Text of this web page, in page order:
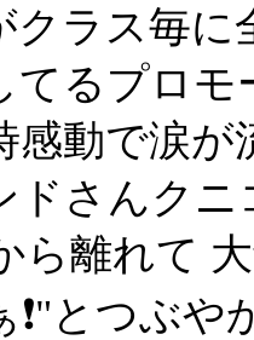
クラス毎
てるプロ
感動で涙が
ドさんク
ら離れて
❗"とつぶ